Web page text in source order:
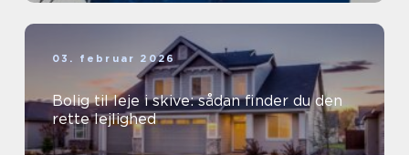
03. februar 2026
Bolig til leje i skive: sådan finder du den
rette lejlighed